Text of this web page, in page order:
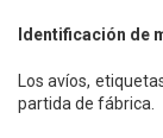
Identificación de
Los avíos,
partida de fábrica.